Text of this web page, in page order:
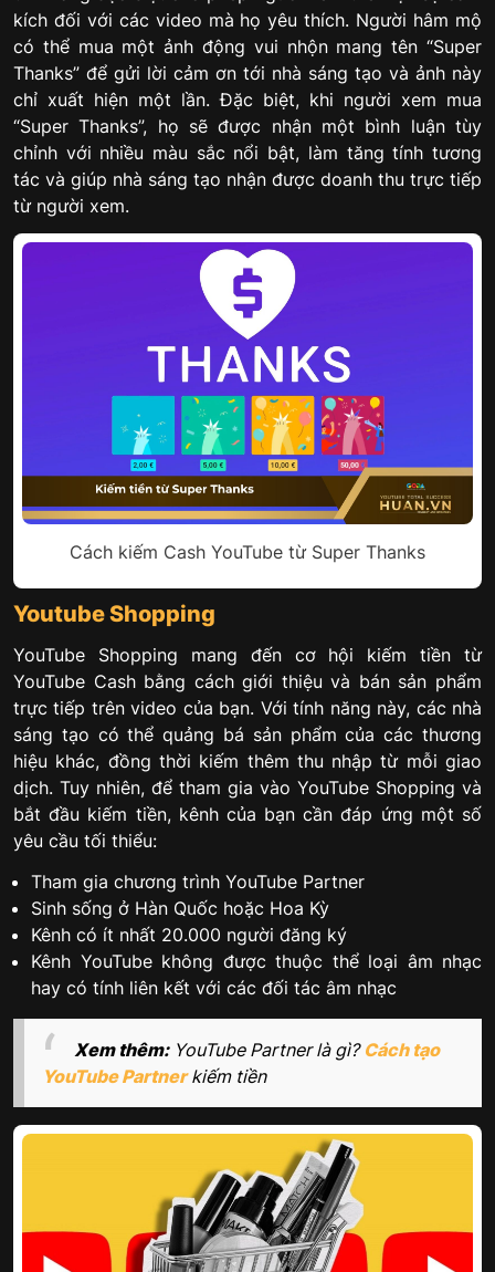
kích đối với các video mà họ yêu thích. Người hâm mộ
có thể mua một ảnh động vui nhộn mang tên “Super
Thanks” để gửi lời cảm ơn tới nhà sáng tạo và ảnh này
chỉ xuất hiện một lần. Đặc biệt, khi người xem mua
“Super Thanks”, họ sẽ được nhận một bình luận tùy
chỉnh với nhiều màu sắc nổi bật, làm tăng tính tương
tác và giúp nhà sáng tạo nhận được doanh thu trực tiếp
từ người xem.
Cách kiếm Cash YouTube từ Super Thanks
Youtube Shopping
YouTube Shopping mang đến cơ hội kiếm tiền từ
YouTube Cash bằng cách giới thiệu và bán sản phẩm
trực tiếp trên video của bạn. Với tính năng này, các nhà
sáng tạo có thể quảng bá sản phẩm của các thương
hiệu khác, đồng thời kiếm thêm thu nhập từ mỗi giao
dịch. Tuy nhiên, để tham gia vào YouTube Shopping và
bắt đầu kiếm tiền, kênh của bạn cần đáp ứng một số
yêu cầu tối thiểu:
Tham gia chương trình YouTube Partner
Sinh sống ở Hàn Quốc hoặc Hoa Kỳ
Kênh có ít nhất 20.000 người đăng ký
Kênh YouTube không được thuộc thể loại âm nhạc
hay có tính liên kết với các đối tác âm nhạc
Xem thêm:YouTube Partner là gì​? Cách tạo
YouTube Partnerkiếm tiền